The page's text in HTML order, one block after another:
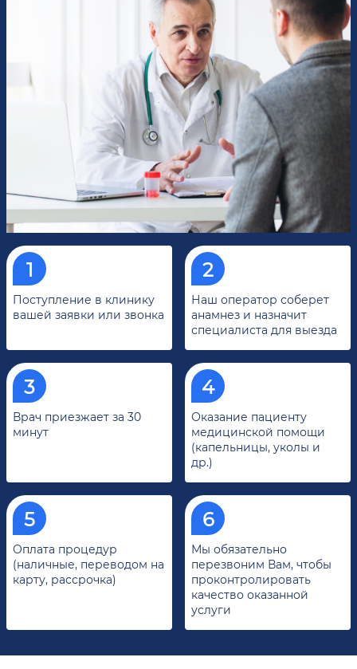
Поступление в клинику
вашей заявки или звонка
Наш оператор соберет
анамнез и назначит
специалиста для выезда
Врач приезжает за 30
минут
Оказание пациенту
медицинской помощи
(капельницы, уколы и
др.)
Оплата процедур
(наличные, переводом на
карту, рассрочка)
Мы обязательно
перезвоним Вам, чтобы
проконтролировать
качество оказанной
услуги